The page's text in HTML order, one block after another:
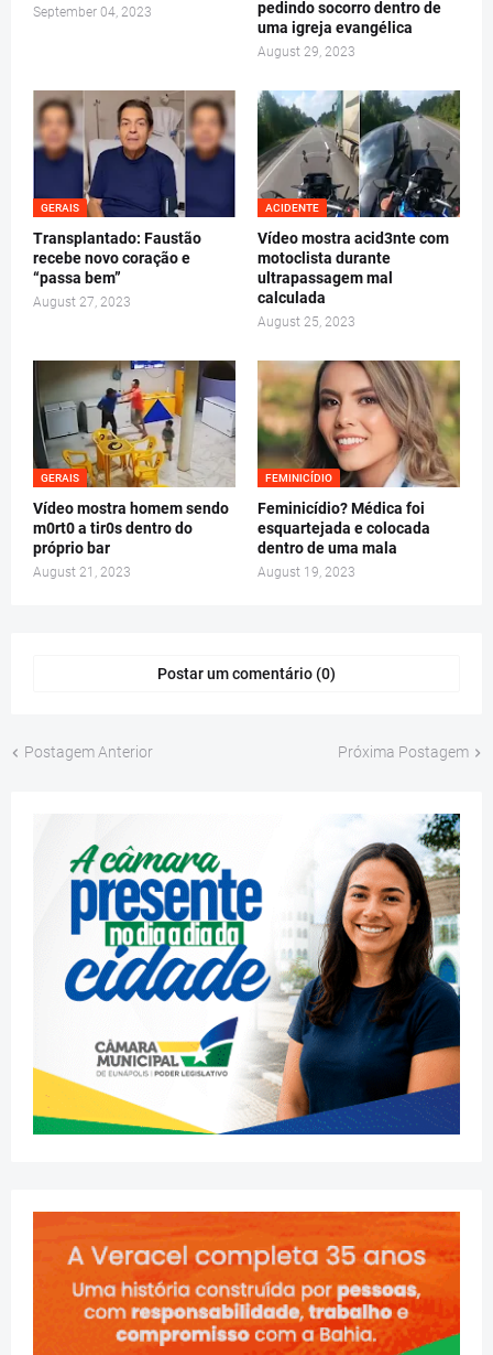
September 04, 2023
pedindo socorro dentro de
uma igreja evangélica
August 29, 2023
GERAIS
Transplantado: Faustão
recebe novo coração e
“passa bem”
August 27, 2023
ACIDENTE
Vídeo mostra acid3nte com
motoclista durante
ultrapassagem mal
calculada
August 25, 2023
GERAIS
Vídeo mostra homem sendo
m0rt0 a tir0s dentro do
próprio bar
August 21, 2023
FEMINICÍDIO
Feminicídio? Médica foi
esquartejada e colocada
dentro de uma mala
August 19, 2023
Postar um comentário (0)
Postagem Anterior Próxima Postagem